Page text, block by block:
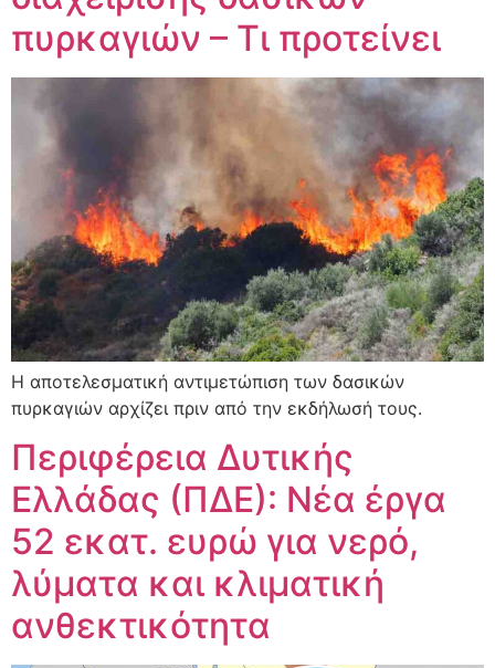
πυρκαγιών – Τι προτείνει
Η αποτελεσματική αντιμετώπιση των δασικών
πυρκαγιών αρχίζει πριν από την εκδήλωσή τους.
Περιφέρεια Δυτικής
Ελλάδας (ΠΔΕ): Νέα έργα
52 εκατ. ευρώ για νερό,
λύματα και κλιματική
ανθεκτικότητα